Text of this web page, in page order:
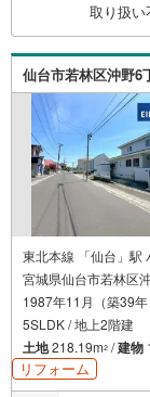
い。営業
り変動あ
にお問い
取り扱い
仙台市若林区沖野6
東北本線 「仙台」駅
宮城県仙台市若林区
1987年11月（築39年
5SLDK / 地上2階建
土地218.19m2 /建物
リフォーム